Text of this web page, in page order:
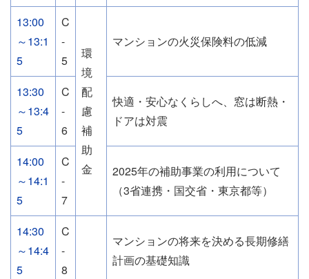
13:00
～13:1
5
C
-
5
環
境
配
慮
補
助
金
マンションの火災保険料の低減
13:30
～13:4
5
C
-
6
快適・安心なくらしへ、窓は断熱・
ドアは対震
14:00
～14:1
5
C
-
7
2025年の補助事業の利用について
（3省連携・国交省・東京都等）
14:30
～14:4
5
C
-
8
マンションの将来を決める長期修繕
計画の基礎知識